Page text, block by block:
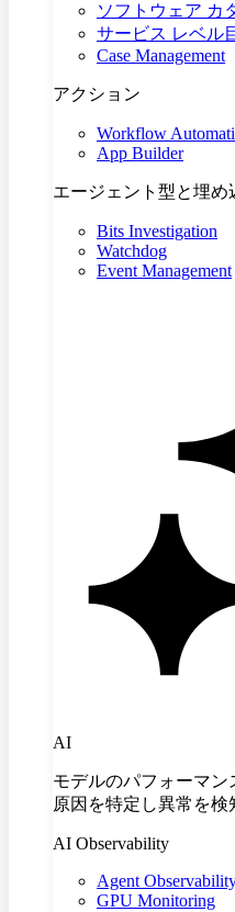
ソフトウェア カ
サービス レベル
Case Management
アクション
Workflow
App Builder
エージェント型と埋め
Bits Investigation
Watchdog
Event Management
AI
モデルのパフォーマ
原因を特定し異常を検
AI Observability
Agent
GPU Monitoring